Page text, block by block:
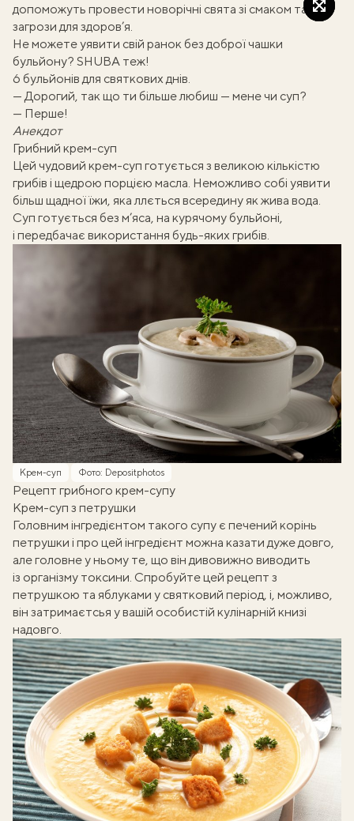
допоможуть провести новорічні свята зі смаком та без
загрози для здоров’я.
Не можете уявити свій ранок без доброї чашки
бульйону? SHUBA теж!
6 бульйонів для святкових днів.
— Дорогий, так що ти більше любиш — мене чи суп?
— Перше!
Анекдот
Грибний крем-суп
Цей чудовий крем-суп готується з великою кількістю
грибів і щедрою порцією масла. Неможливо собі уявити
більш щадної їжи, яка ллється всередину як жива вода.
Суп готується без м’яса, на курячому бульйоні,
і передбачає використання будь-яких грибів.
Крем-суп Фото: Depositphotos
Рецепт грибного крем-супу
Крем-суп з петрушки
Головним інгредієнтом такого супу є печений корінь
петрушки і про цей інгредієнт можна казати дуже довго,
але головне у ньому те, що він дивовижно виводить
із організму токсини. Спробуйте цей рецепт з
петрушкою та яблуками у святковий період, і, можливо,
він затримаєтсья у вашій особистій кулінарній книзі
надовго.